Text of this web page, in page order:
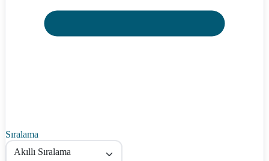
Sıralama
Akıllı Sıralama